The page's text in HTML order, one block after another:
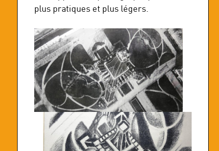
plus pratiques et plus légers.